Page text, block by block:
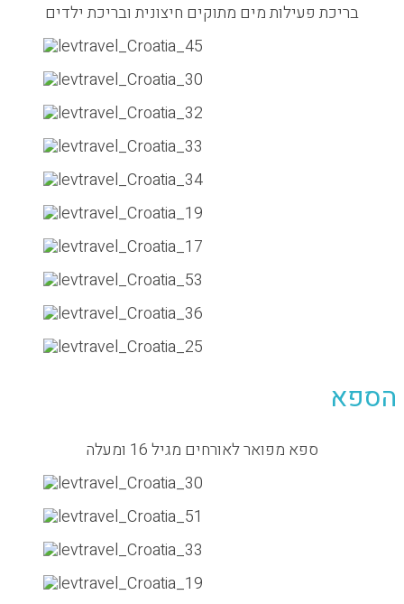
פעילות מים מתוקים חיצונית ובריכת ילדים
ספא מפואר לאורחים מגיל 16 ומעלה